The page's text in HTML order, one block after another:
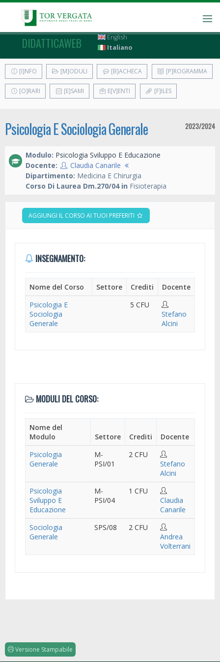
DIDATTICAWEB
English
Italiano
[I]NFO [M]ODULI [B]ACHECA [P]ROGRAMMA
[O]RARI [E]SAMI E[V]ENTI [F]ILES
Psicologia E Sociologia Generale 2023/2024
Modulo: Psicologia Sviluppo E Educazione
Docente:
Claudia Canarile
Dipartimento: Medicina E Chirurgia
Corso Di Laurea Dm.270/04 in Fisioterapia
AGGIUNGI IL CORSO AI TUOI PREFERITI
INSEGNAMENTO:
Nome del Corso Settore Crediti
Docente
Psicologia E
Sociologia
Generale
5 CFU
Stefano
Alcini
MODULI DEL CORSO:
Nome del
Modulo
Settore Crediti
Docente
Psicologia
Generale
M-
PSI/01
2 CFU
Stefano
Alcini
Psicologia
Sviluppo E
Educazione
M-
PSI/04
1 CFU
Claudia
Canarile
Sociologia
Generale
SPS/08
2 CFU
Andrea
Volterrani
Versione Stampabile